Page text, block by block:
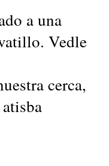
a una
Vedle
cerca,